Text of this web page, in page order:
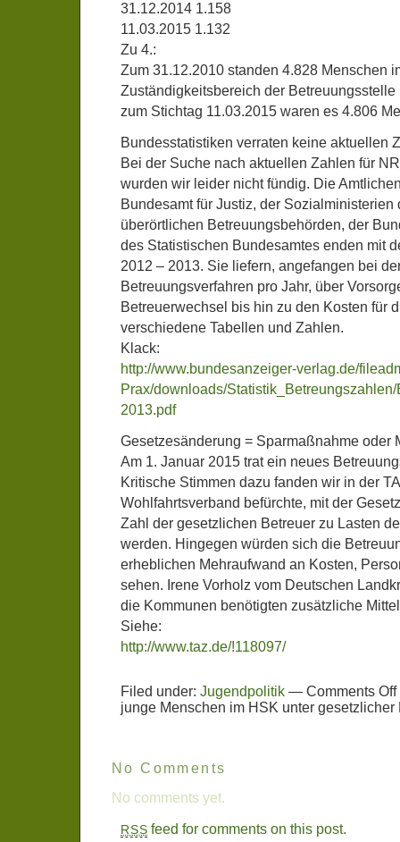
31.12.2014 1.158
11.03.2015 1.132
Zu 4.:
Zum 31.12.2010 standen 4.828 Menschen
Zuständigkeitsbereich der
zum Stichtag 11.03.2015 waren es 4.806
Bundesstatistiken verraten keine aktuellen
Bei der Suche nach aktuellen Zahlen für
wurden wir leider nicht fündig. Die
Bundesamt für Justiz, der Sozialministerien
überörtlichen Betreuungsbehörden, der
des Statistischen Bundesamtes enden mit
2012 – 2013. Sie liefern, angefangen bei
Betreuungsverfahren pro Jahr, über
Betreuerwechsel bis hin zu den Kosten für
verschiedene Tabellen und Zahlen.
Klack:
http://www.bundesanzeiger-verlag.de/
Prax/downloads/
2013.pdf
Gesetzesänderung = Sparmaßnahme oder
Am 1. Januar 2015 trat ein neues
Kritische Stimmen dazu fanden wir in der
Wohlfahrtsverband befürchte, mit der
Zahl der gesetzlichen Betreuer zu Lasten
werden. Hingegen würden sich die
erheblichen Mehraufwand an Kosten,
sehen. Irene Vorholz vom Deutschen
die Kommunen benötigten zusätzliche
Siehe:
http://www.taz.de/!118097/
Filed under: Jugendpolitik — Comments Off
junge Menschen im HSK unter gesetzlicher
No Comments
No comments yet.
RSS feed for comments on this post.